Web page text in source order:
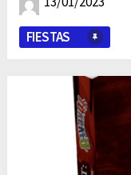
FIESTAS